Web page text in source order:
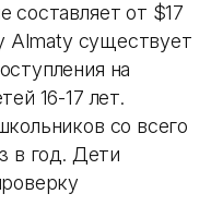
составляет от $17
Almaty существует
на
16-17 лет.
со всего
в год. Дети